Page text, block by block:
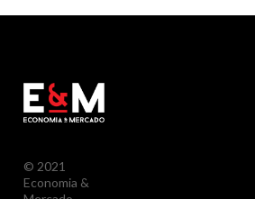
© 2021
Economia &